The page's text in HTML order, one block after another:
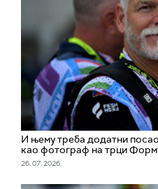
И њему треба додатни
као фотограф на трци
26. 07. 2026.